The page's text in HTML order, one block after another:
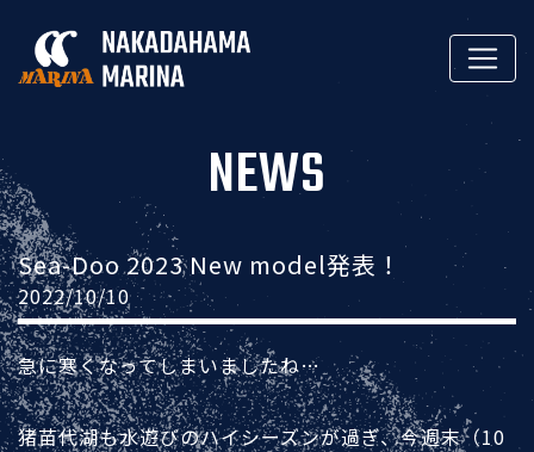
NEWS
Sea-Doo 2023 New model発表！
2022/10/10
急に寒くなってしまいましたね…
猪苗代湖も水遊びのハイシーズンが過ぎ、今週末（10